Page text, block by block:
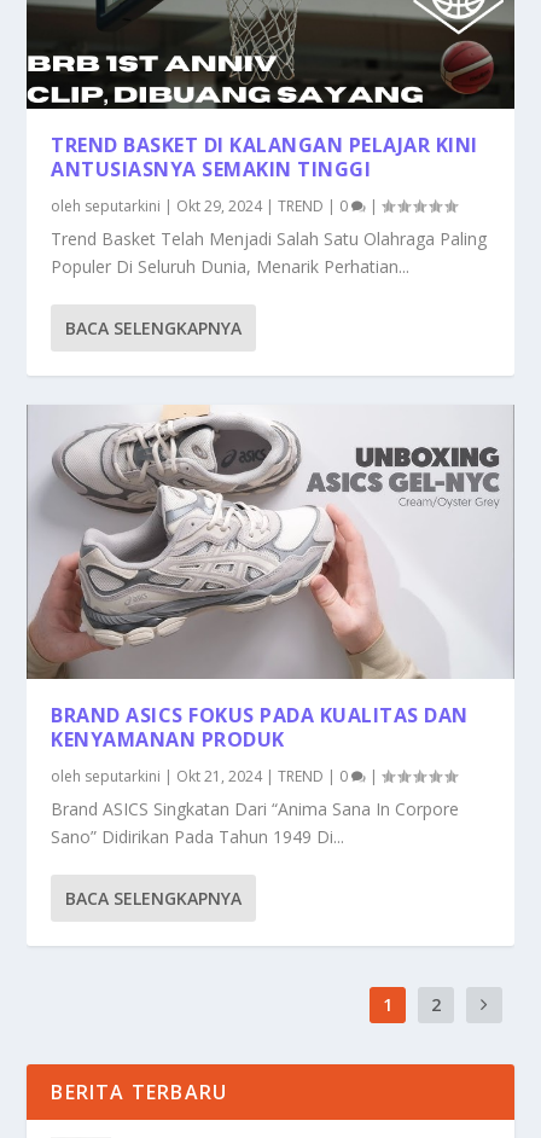
TREND BASKET DI KALANGAN PELAJAR KINI
ANTUSIASNYA SEMAKIN TINGGI
oleh seputarkini | Okt 29, 2024|TREND | 0 |
Trend Basket Telah Menjadi Salah Satu Olahraga Paling
Populer Di Seluruh Dunia, Menarik Perhatian...
BACA SELENGKAPNYA
BRAND ASICS FOKUS PADA KUALITAS DAN
KENYAMANAN PRODUK
oleh seputarkini | Okt 21, 2024|TREND | 0 |
Brand ASICS Singkatan Dari “Anima Sana In Corpore
Sano” Didirikan Pada Tahun 1949 Di...
BACA SELENGKAPNYA
1 2
BERITA TERBARU